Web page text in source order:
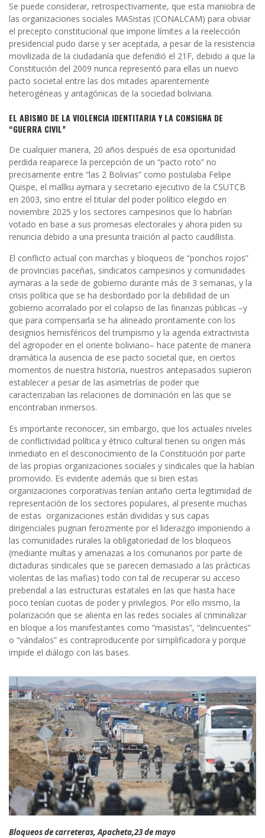
Se puede considerar, retrospectivamente, que esta maniobra de
las organizaciones sociales MASistas (CONALCAM) para obviar
el precepto constitucional que impone límites a la reelección
presidencial pudo darse y ser aceptada, a pesar de la resistencia
movilizada de la ciudadanía que defendió el 21F, debido a que la
Constitución del 2009 nunca representó para ellas un nuevo
pacto societal entre las dos mitades aparentemente
heterogéneas y antagónicas de la sociedad boliviana.
EL ABISMO DE LA VIOLENCIA IDENTITARIA Y LA CONSIGNA DE
“GUERRA CIVIL”
De cualquier manera, 20 años después de esa oportunidad
perdida reaparece la percepción de un “pacto roto” no
precisamente entre “las 2 Bolivias” como postulaba Felipe
Quispe, el mallku aymara y secretario ejecutivo de la CSUTCB
en 2003, sino entre el titular del poder político elegido en
noviembre 2025 y los sectores campesinos que lo habrían
votado en base a sus promesas electorales y ahora piden su
renuncia debido a una presunta traición al pacto caudillista.
El conflicto actual con marchas y bloqueos de “ponchos rojos”
de provincias paceñas, sindicatos campesinos y comunidades
aymaras a la sede de gobierno durante más de 3 semanas, y la
crisis política que se ha desbordado por la debilidad de un
gobierno acorralado por el colapso de las finanzas públicas –y
que para compensarla se ha alineado prontamente con los
designios hemisféricos del trumpismo y la agenda extractivista
del agropoder en el oriente boliviano– hace patente de manera
dramática la ausencia de ese pacto societal que, en ciertos
momentos de nuestra historia, nuestros antepasados supieron
establecer a pesar de las asimetrías de poder que
caracterizaban las relaciones de dominación en las que se
encontraban inmersos.
Es importante reconocer, sin embargo, que los actuales niveles
de conflictividad política y étnico cultural tienen su origen más
inmediato en el desconocimiento de la Constitución por parte
de las propias organizaciones sociales y sindicales que la habían
promovido. Es evidente además que si bien estas
organizaciones corporativas tenían antaño cierta legitimidad de
representación de los sectores populares, al presente muchas
de estas organizaciones están divididas y sus capas
dirigenciales pugnan ferozmente por el liderazgo imponiendo a
las comunidades rurales la obligatoriedad de los bloqueos
(mediante multas y amenazas a los comunarios por parte de
dictaduras sindicales que se parecen demasiado a las prácticas
violentas de las mafias) todo con tal de recuperar su acceso
prebendal a las estructuras estatales en las que hasta hace
poco tenían cuotas de poder y privilegios. Por ello mismo, la
polarización que se alienta en las redes sociales al criminalizar
en bloque a los manifestantes como “masistas”, “delincuentes”
o “vándalos” es contraproducente por simplificadora y porque
impide el diálogo con las bases.
Bloqueos de carreteras, Apacheta,23 de mayo